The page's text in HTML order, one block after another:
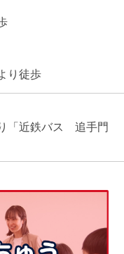
り徒歩
「近鉄バス 追手門